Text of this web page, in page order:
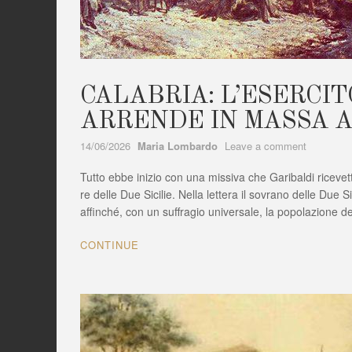
CALABRIA:
ARRENDE IN MASSA
14/06/2026 Author
Maria Lombardo Leave a comment
SI
Tutto ebbe inizio con una missiva che Garibaldi
re delle Due Sicilie. Nella lettera il sovrano delle Due
affinché, con un suffragio universale, la popolazione
CONTINUE